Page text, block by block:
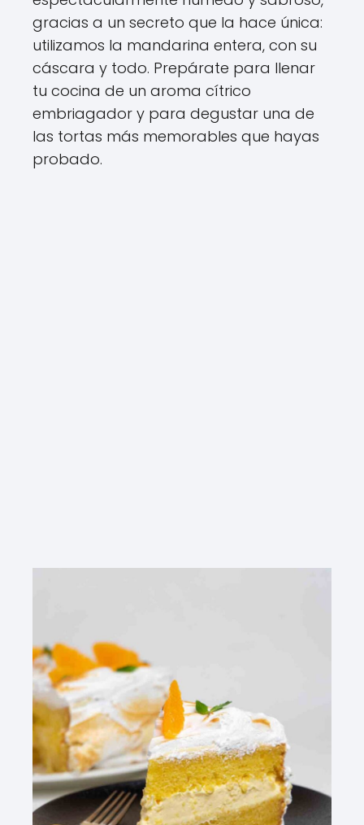
gracias a un secreto que la hace única:
utilizamos la mandarina entera, con su
cáscara y todo. Prepárate para llenar
tu cocina de un aroma cítrico
embriagador y para degustar una de
las tortas más memorables que hayas
probado.